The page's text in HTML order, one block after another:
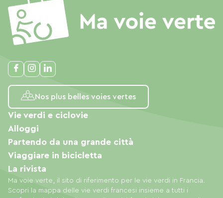
Nos plus belles voies vertes
Ma voie verte, il sito di riferimento per le vie verdi in Francia.
Scopri la mappa delle vie verdi francesi insieme a tutti i
Vie verdi e ciclovie
Alloggi
Partendo da una grande città
Viaggiare in bicicletta
La rivista